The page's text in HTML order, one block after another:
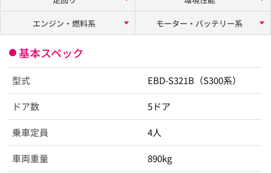
エンジン・燃料系
モーター・バッテリー系
基本スペック
型式 EBD-S321B（S300系）
ドア数 5ドア
乗車定員 4人
車両重量 890kg